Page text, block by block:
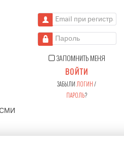
Email при регистрации
Пароль
ЗАПОМНИТЬ МЕНЯ
ВОЙТИ
ЗАБЫЛИ ЛОГИН/
ПАРОЛЬ?